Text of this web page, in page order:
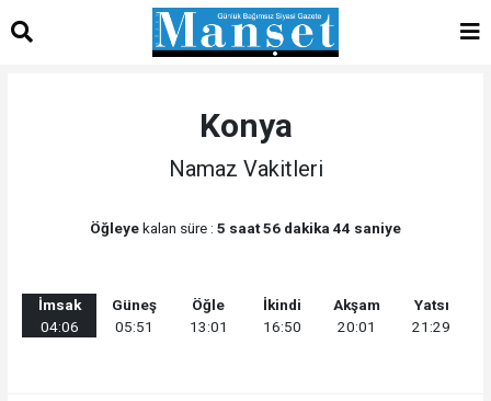
Konya
Namaz Vakitleri
Öğleyekalan süre : 5 saat 56 dakika 44 saniye
İmsak
04:06
Güneş
05:51
Öğle
13:01
İkindi
16:50
Akşam
20:01
Yatsı
21:29